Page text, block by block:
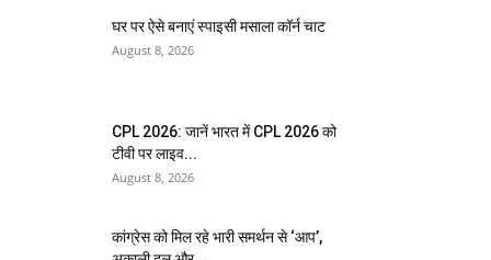
घर पर ऐसे बनाएं स्पाइसी मसाला कॉर्न चाट
August 8, 2026
CPL 2026: जानें भारत में CPL 2026 को
टीवी पर लाइव...
August 8, 2026
कांग्रेस को मिल रहे भारी समर्थन से ‘आप’,